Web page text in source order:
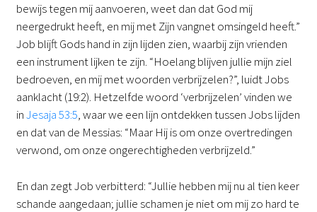
bewijs tegen mij aanvoeren, weet dan dat God mij
neergedrukt heeft, en mij met Zijn vangnet omsingeld heeft.”
Job blijft Gods hand in zijn lijden zien, waarbij zijn vrienden
een instrument lijken te zijn. “Hoelang blijven jullie mijn ziel
bedroeven, en mij met woorden verbrijzelen?”, luidt Jobs
aanklacht (19:2). Hetzelfde woord ‘verbrijzelen’ vinden we
inJesaja 53:5, waar we een lijn ontdekken tussen Jobs lijden
en dat van de Messias: “Maar Hij is om onze overtredingen
verwond, om onze ongerechtigheden verbrijzeld.”
En dan zegt Job verbitterd: “Jullie hebben mij nu al tien keer
schande aangedaan; jullie schamen je niet om mij zo hard te